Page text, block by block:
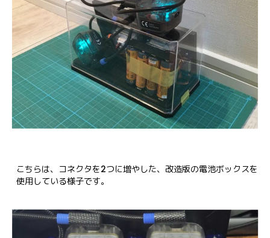
こちらは、コネクタを2つに増やした、改造版の電池ボックスを
使用している様子です。